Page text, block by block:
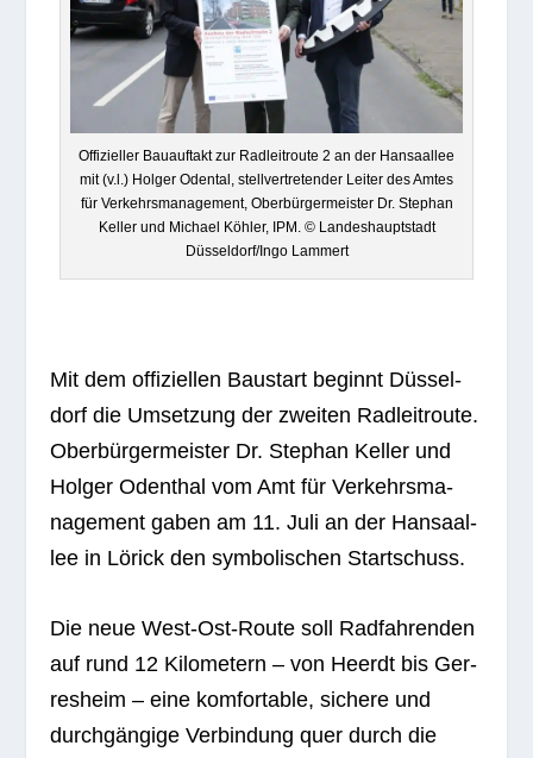
Offi­zi­el­ler Bau­auf­takt zur Rad­leit­route 2 an der Han­sa­al­lee
mit (v.l.) Hol­ger Oden­tal, stell­ver­tre­ten­der Lei­ter des Amtes
für Ver­kehrs­ma­nage­ment, Ober­bür­ger­meis­ter Dr. Ste­phan
Kel­ler und Michael Köh­ler, IPM. © Lan­des­haupt­stadt
Düsseldorf/Ingo Lammert
Mit dem offi­zi­el­len Bau­start beginnt Düs­sel­
dorf die Umset­zung der zwei­ten Rad­leit­route.
Ober­bür­ger­meis­ter Dr. Ste­phan Kel­ler und
Hol­ger Oden­thal vom Amt für Ver­kehrs­ma­
nage­ment gaben am 11. Juli an der Han­sa­al­
lee in Lörick den sym­bo­li­schen Startschuss.
Die neue West-Ost-Route soll Rad­fah­ren­den
auf rund 12 Kilo­me­tern – von Heerdt bis Ger­
res­heim – eine kom­for­ta­ble, sichere und
durch­gän­gige Ver­bin­dung quer durch die